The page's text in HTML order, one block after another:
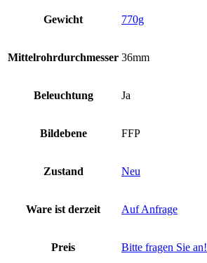
Gewicht 770g
Mittelrohrdurchmesser 36mm
Beleuchtung Ja
Bildebene FFP
Zustand Neu
Ware ist derzeit Auf Anfrage
Preis Bitte fragen Sie an!